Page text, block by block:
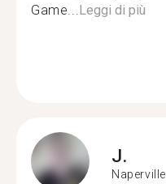
Game...Leggi di più
J.
Naperville